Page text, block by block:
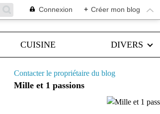
Connexion + Créer mon blog
CUISINE DIVERS
Contacter le propriétaire du blog
Mille et 1 passions